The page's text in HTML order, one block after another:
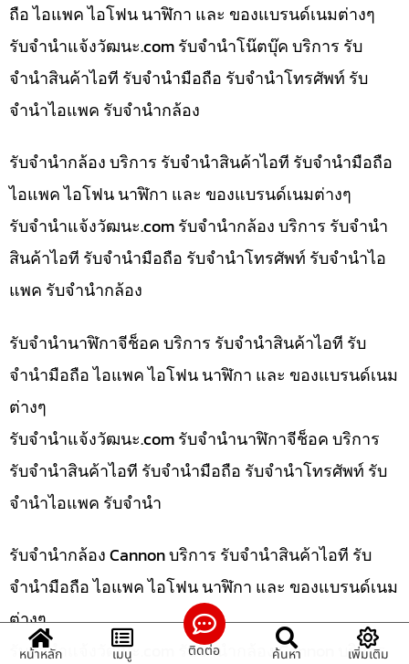
ถือ ไอแพค ไอโฟน นาฬิกา และ ของแบรนด์เนมต่างๆ
รับจํานําแจ้งวัฒนะ.com รับจำนำโน๊ตบุ๊ค บริการ รับ
จำนำสินค้าไอที รับจำนำมือถือ รับจำนำโทรศัพท์ รับ
จำนำไอแพค รับจำนำกล้อง
รับจำนำกล้อง บริการ รับจำนำสินค้าไอที รับจำนำมือถือ
ไอแพค ไอโฟน นาฬิกา และ ของแบรนด์เนมต่างๆ
รับจํานําแจ้งวัฒนะ.com รับจำนำกล้อง บริการ รับจำนำ
สินค้าไอที รับจำนำมือถือ รับจำนำโทรศัพท์ รับจำนำไอ
แพค รับจำนำกล้อง
รับจำนำนาฬิกาจีช็อค บริการ รับจำนำสินค้าไอที รับ
จำนำมือถือ ไอแพค ไอโฟน นาฬิกา และ ของแบรนด์เนม
ต่างๆ
รับจํานําแจ้งวัฒนะ.com รับจำนำนาฬิกาจีช็อค บริการ
รับจำนำสินค้าไอที รับจำนำมือถือ รับจำนำโทรศัพท์ รับ
จำนำไอแพค รับจำนำ
รับจำนำกล้อง Cannon บริการ รับจำนำสินค้าไอที รับ
จำนำมือถือ ไอแพค ไอโฟน นาฬิกา และ ของแบรนด์เนม
ต่างๆ
รับจํานําแจ้งวัฒนะ.com รับจำนำกล้อง Cannon บริการ
หน้าหลัก เมนู ติดต่อ ค้นหา เพิ่มเติม